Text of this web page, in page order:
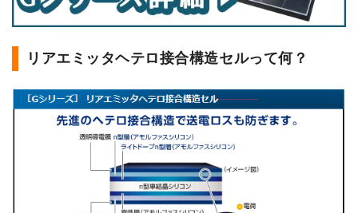
リアエミッタヘテロ接合構造セルって何？